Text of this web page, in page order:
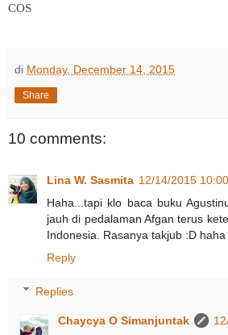
COS
di Monday, December 14, 2015
Share
10 comments:
Lina W. Sasmita 12/14/2015
Haha...tapi klo baca buku
jauh di pedalaman Afgan terus
Indonesia. Rasanya takjub :D haha
Reply
Replies
Chaycya O Simanjuntak